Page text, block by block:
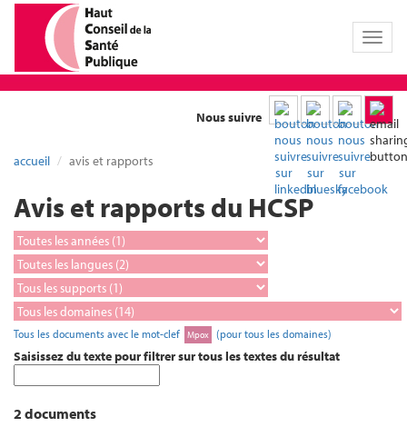
Toggle
Nous suivre
accueil avis et rapports
Avis et rapports du HCSP
Tous les documents avec le mot-clef Mpox (pour tous les domaines)
Saisissez du texte pour filtrer sur tous les textes du résultat
2 documents